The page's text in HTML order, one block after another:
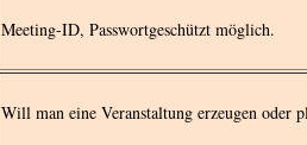
Meeting-ID, Passwortgeschützt möglich.
Will man eine Veranstaltung erzeugen oder